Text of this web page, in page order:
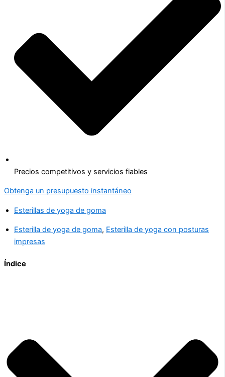
Precios competitivos y servicios fiables
Obtenga un presupuesto instantáneo
Esterillas de yoga de goma
Esterilla de yoga de goma, Esterilla de yoga con posturas
impresas
Índice